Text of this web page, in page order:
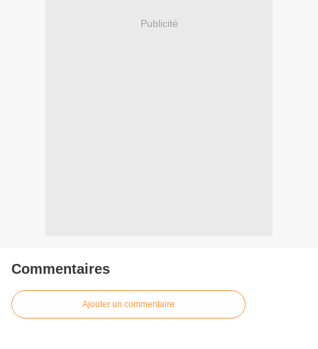
Publicité
Commentaires
Ajouter un commentaire